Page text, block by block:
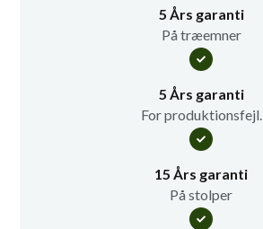
5 Års garanti
På træemner
5 Års garanti
For produktionsfejl.
15 Års garanti
På stolper